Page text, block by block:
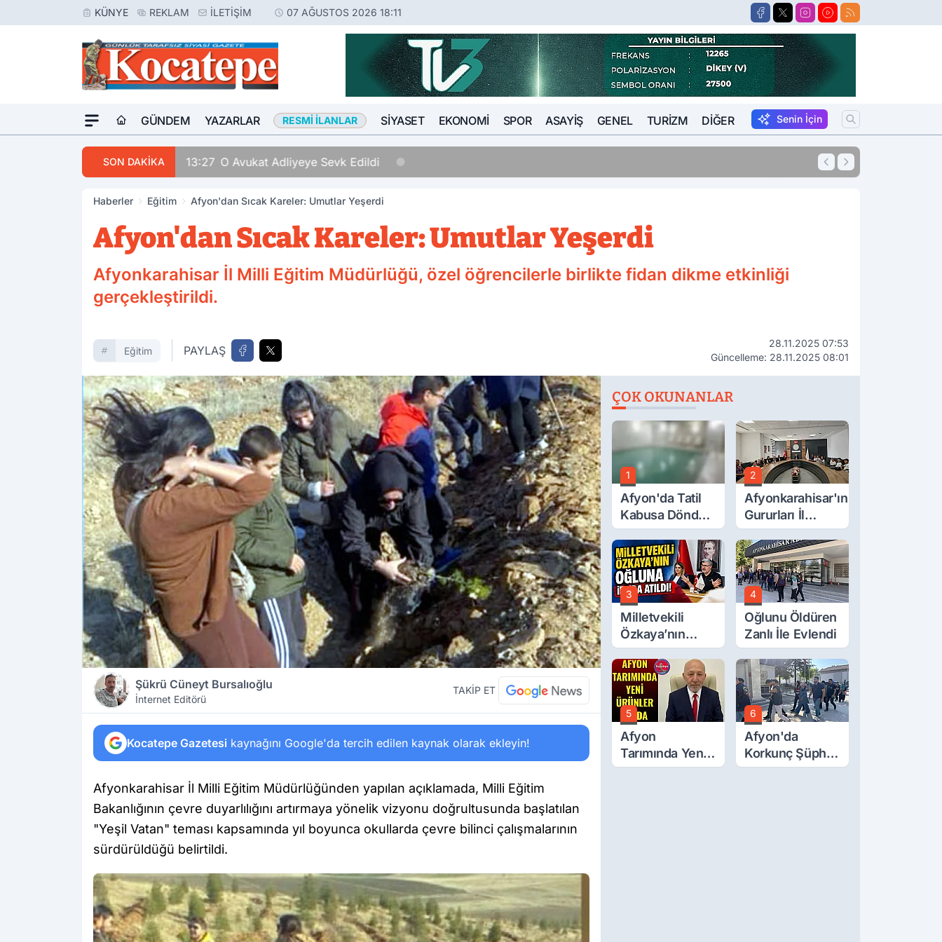
KÜNYE REKLAM İLETIŞIM 07 AĞUSTOS 2026 18:11
GÜNDEM YAZARLAR RESMI İLANLAR SIYASET EKONOMI SPOR ASAYIŞ GENEL TURIZM DIĞER Senin İçin
SON DAKİKA 11:54 10 Yıl Kesinleşmiş Hapis Cezası Bulunan Hükümlü Salar’da Yakalandı
Haberler Eğitim Afyon'dan Sıcak Kareler: Umutlar Yeşerdi
Afyon'dan Sıcak Kareler: Umutlar Yeşerdi
Afyonkarahisar İl Milli Eğitim Müdürlüğü, özel öğrencilerle birlikte fidan dikme etkinliği
gerçekleştirildi.
Eğitim PAYLAŞ
28.11.2025 07:53
Güncelleme: 28.11.2025 08:01
Şükrü Cüneyt Bursalıoğlu
İnternet Editörü
TAKİP ET
Kocatepe Gazetesi kaynağını Google'da tercih edilen kaynak olarak ekleyin!
Afyonkarahisar İl Milli Eğitim Müdürlüğünden yapılan açıklamada, Milli Eğitim
Bakanlığının çevre duyarlılığını artırmaya yönelik vizyonu doğrultusunda başlatılan
"Yeşil Vatan" teması kapsamında yıl boyunca okullarda çevre bilinci çalışmalarının
sürdürüldüğü belirtildi.
ÇOK OKUNANLAR
1
Afyon'da Tatil
Kabusa Döndü,
Acı Son!
2
Afyonkarahisar'ın
Gururları İl
Müdürüyle
Buluştu
3
Milletvekili
Özkaya’nın
Oğluna İftira
Atıldı
4
Oğlunu Öldüren
Zanlı İle Evlendi
5
Afyon
Tarımında Yeni
Ürünler Yolda
6
Afyon'da
Korkunç Şüphe!
Düştü Mü,